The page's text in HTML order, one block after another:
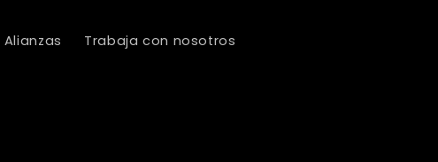
Alianzas Trabaja con nosotros